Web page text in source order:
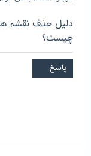
دلیل حذف نقشه
چیست؟